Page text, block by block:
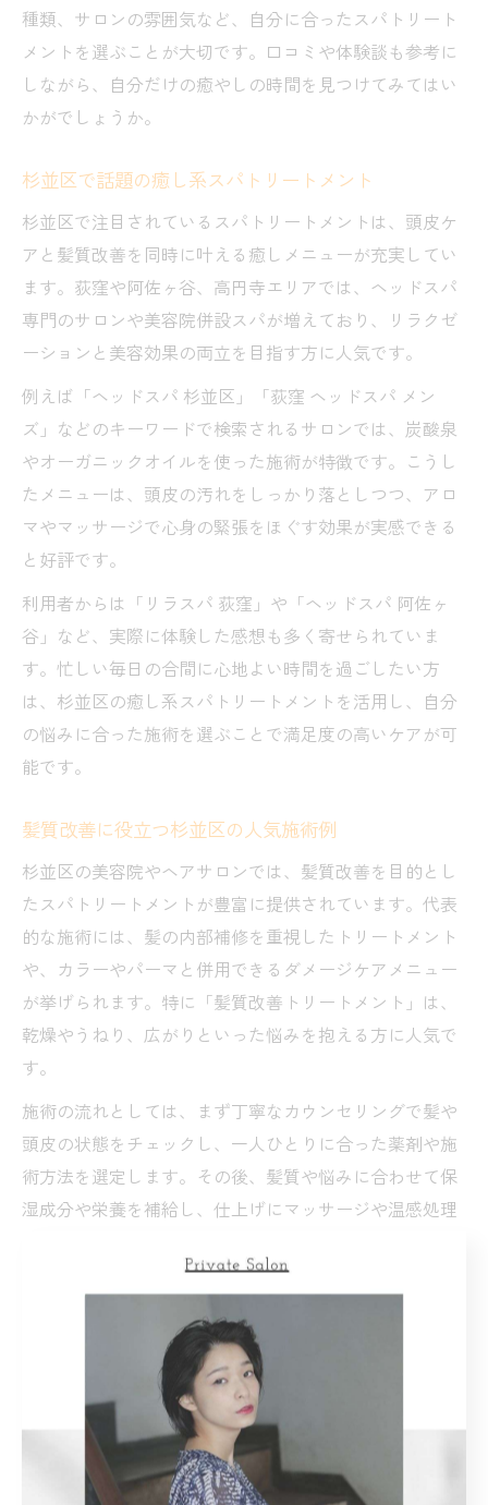
種類、サロンの雰囲気など、自分に合ったスパトリート
メントを選ぶことが大切です。口コミや体験談も参考に
しながら、自分だけの癒やしの時間を見つけてみてはい
かがでしょうか。
杉並区で話題の癒し系スパトリートメント
杉並区で注目されているスパトリートメントは、頭皮ケ
アと髪質改善を同時に叶える癒しメニューが充実してい
ます。荻窪や阿佐ヶ谷、高円寺エリアでは、ヘッドスパ
専門のサロンや美容院併設スパが増えており、リラクゼ
ーションと美容効果の両立を目指す方に人気です。
例えば「ヘッドスパ 杉並区」「荻窪 ヘッドスパ メン
ズ」などのキーワードで検索されるサロンでは、炭酸泉
やオーガニックオイルを使った施術が特徴です。こうし
たメニューは、頭皮の汚れをしっかり落としつつ、アロ
マやマッサージで心身の緊張をほぐす効果が実感できる
と好評です。
利用者からは「リラスパ 荻窪」や「ヘッドスパ 阿佐ヶ
谷」など、実際に体験した感想も多く寄せられていま
す。忙しい毎日の合間に心地よい時間を過ごしたい方
は、杉並区の癒し系スパトリートメントを活用し、自分
の悩みに合った施術を選ぶことで満足度の高いケアが可
能です。
髪質改善に役立つ杉並区の人気施術例
杉並区の美容院やヘアサロンでは、髪質改善を目的とし
たスパトリートメントが豊富に提供されています。代表
的な施術には、髪の内部補修を重視したトリートメント
や、カラーやパーマと併用できるダメージケアメニュー
が挙げられます。特に「髪質改善トリートメント」は、
乾燥やうねり、広がりといった悩みを抱える方に人気で
す。
施術の流れとしては、まず丁寧なカウンセリングで髪や
頭皮の状態をチェックし、一人ひとりに合った薬剤や施
術方法を選定します。その後、髪質や悩みに合わせて保
湿成分や栄養を補給し、仕上げにマッサージや温感処理
やツヤが明らかに変わったと感じる方が多いです。
実際の口コミでは「パサつきが気にならなくなった」
「カラーの色持ちが良くなった」などの声も寄せられて
います。髪質改善に特化した施術を定期的に受けること
で、日常のヘアケアが楽になり、自信を持ってスタイリ
ングを楽しめるようになります。